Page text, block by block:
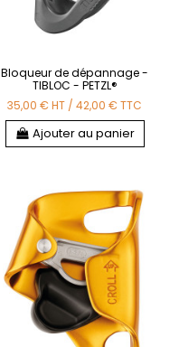
Bloqueur de dépannage -
TIBLOC - PETZL®
35,00 €HT /42,00 €TTC
Ajouter au panier